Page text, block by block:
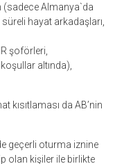
(sadece Almanya`da
hayat arkadaşları,
şoförleri,
altında),
kısıtlaması da AB’nin
geçerli oturma iznine
olan kişiler ile birlikte